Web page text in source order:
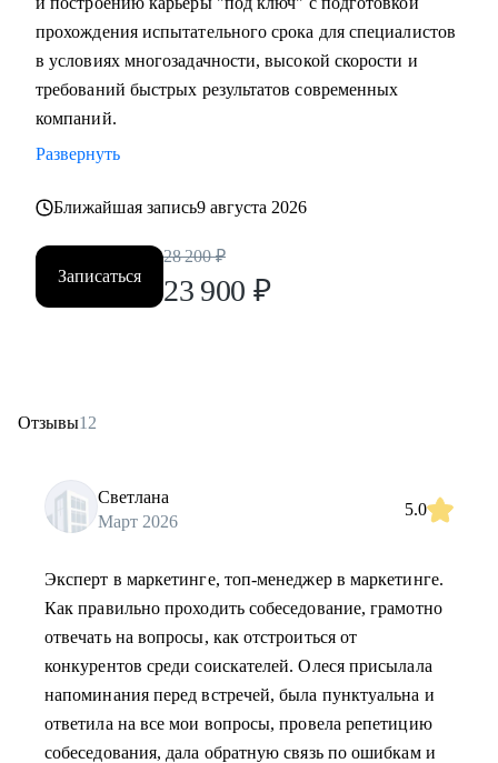
прохождения испытательного срока для специалистов
в условиях многозадачности, высокой скорости и
требований быстрых результатов современных
компаний.
Развернуть
Ближайшая запись9 августа 2026
Записаться
28 200 ₽
23 900 ₽
Отзывы12
Светлана
Март 2026
5.0
Эксперт в маркетинге, топ-менеджер в маркетинге.
Как правильно проходить собеседование, грамотно
отвечать на вопросы, как отстроиться от
конкурентов среди соискателей. Олеся присылала
напоминания перед встречей, была пунктуальна и
ответила на все мои вопросы, провела репетицию
собеседования, дала обратную связь по ошибкам и